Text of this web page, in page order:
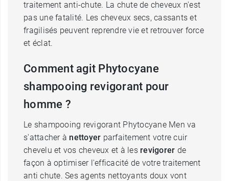
traitement anti-chute. La chute de cheveux n'est
pas une fatalité. Les cheveux secs, cassants et
fragilisés peuvent reprendre vie et retrouver force
et éclat.
Comment agit Phytocyane
shampooing revigorant pour
homme ?
Le shampooing revigorant Phytocyane Men va
s'attacher à nettoyer parfaitement votre cuir
chevelu et vos cheveux et à les revigorer de
façon à optimiser l'efficacité de votre traitement
anti chute. Ses agents nettoyants doux vont